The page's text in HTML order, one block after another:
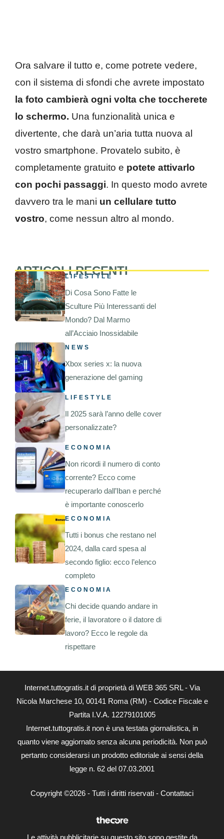
Ora salvare il tutto e, come potrete vedere,
con il sistema di sfondi che avrete impostato
la foto cambierà ogni volta che toccherete
lo schermo. Una funzionalità unica e
divertente, che darà un’aria tutta nuova al
vostro smartphone. Provatelo subito, è
completamente gratuito e potete attivarlo
con pochi passaggi. In questo modo avrete
davvero tra le mani un cellulare tutto
vostro, come nessun altro al mondo.
ARTICOLI RECENTI
LIFESTYLE
Di Cosa Sono Fatte le
Sculture Più Interessanti del
Mondo? Dal Marmo
all’Acciaio Inossidabile
NEWS
Xbox series x: la nuova
generazione del gaming
LIFESTYLE
Il 2025 sarà l’anno delle cover
personalizzate?
ECONOMIA
Non ricordi il numero di conto
corrente? Ecco come
recuperarlo dall’Iban e perché
è importante conoscerlo
ECONOMIA
Tutti i bonus che restano nel
2024, dalla card spesa al
secondo figlio: ecco l’elenco
completo
ECONOMIA
Chi decide quando andare in
ferie, il lavoratore o il datore di
lavoro? Ecco le regole da
rispettare
Internet.tuttogratis.it di proprietà di WEB 365 SRL - Via
Nicola Marchese 10, 00141 Roma (RM) - Codice Fiscale e
Partita I.V.A. 12279101005
Internet.tuttogratis.it non è una testata giornalistica, in
quanto viene aggiornato senza alcuna periodicità. Non può
pertanto considerarsi un prodotto editoriale ai sensi della
legge n. 62 del 07.03.2001
Copyright ©2026 - Tutti i diritti riservati - Contattaci